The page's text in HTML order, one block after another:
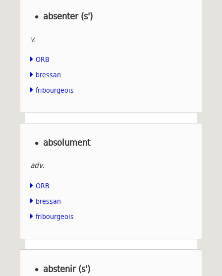
absenter (s')
v.
ORB
bressan
fribourgeois
absolument
adv.
ORB
bressan
fribourgeois
abstenir (s')